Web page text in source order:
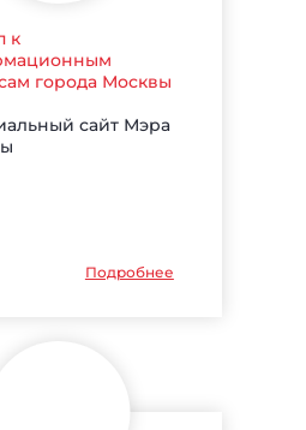
к
города Москвы
сайт Мэра
Подробнее